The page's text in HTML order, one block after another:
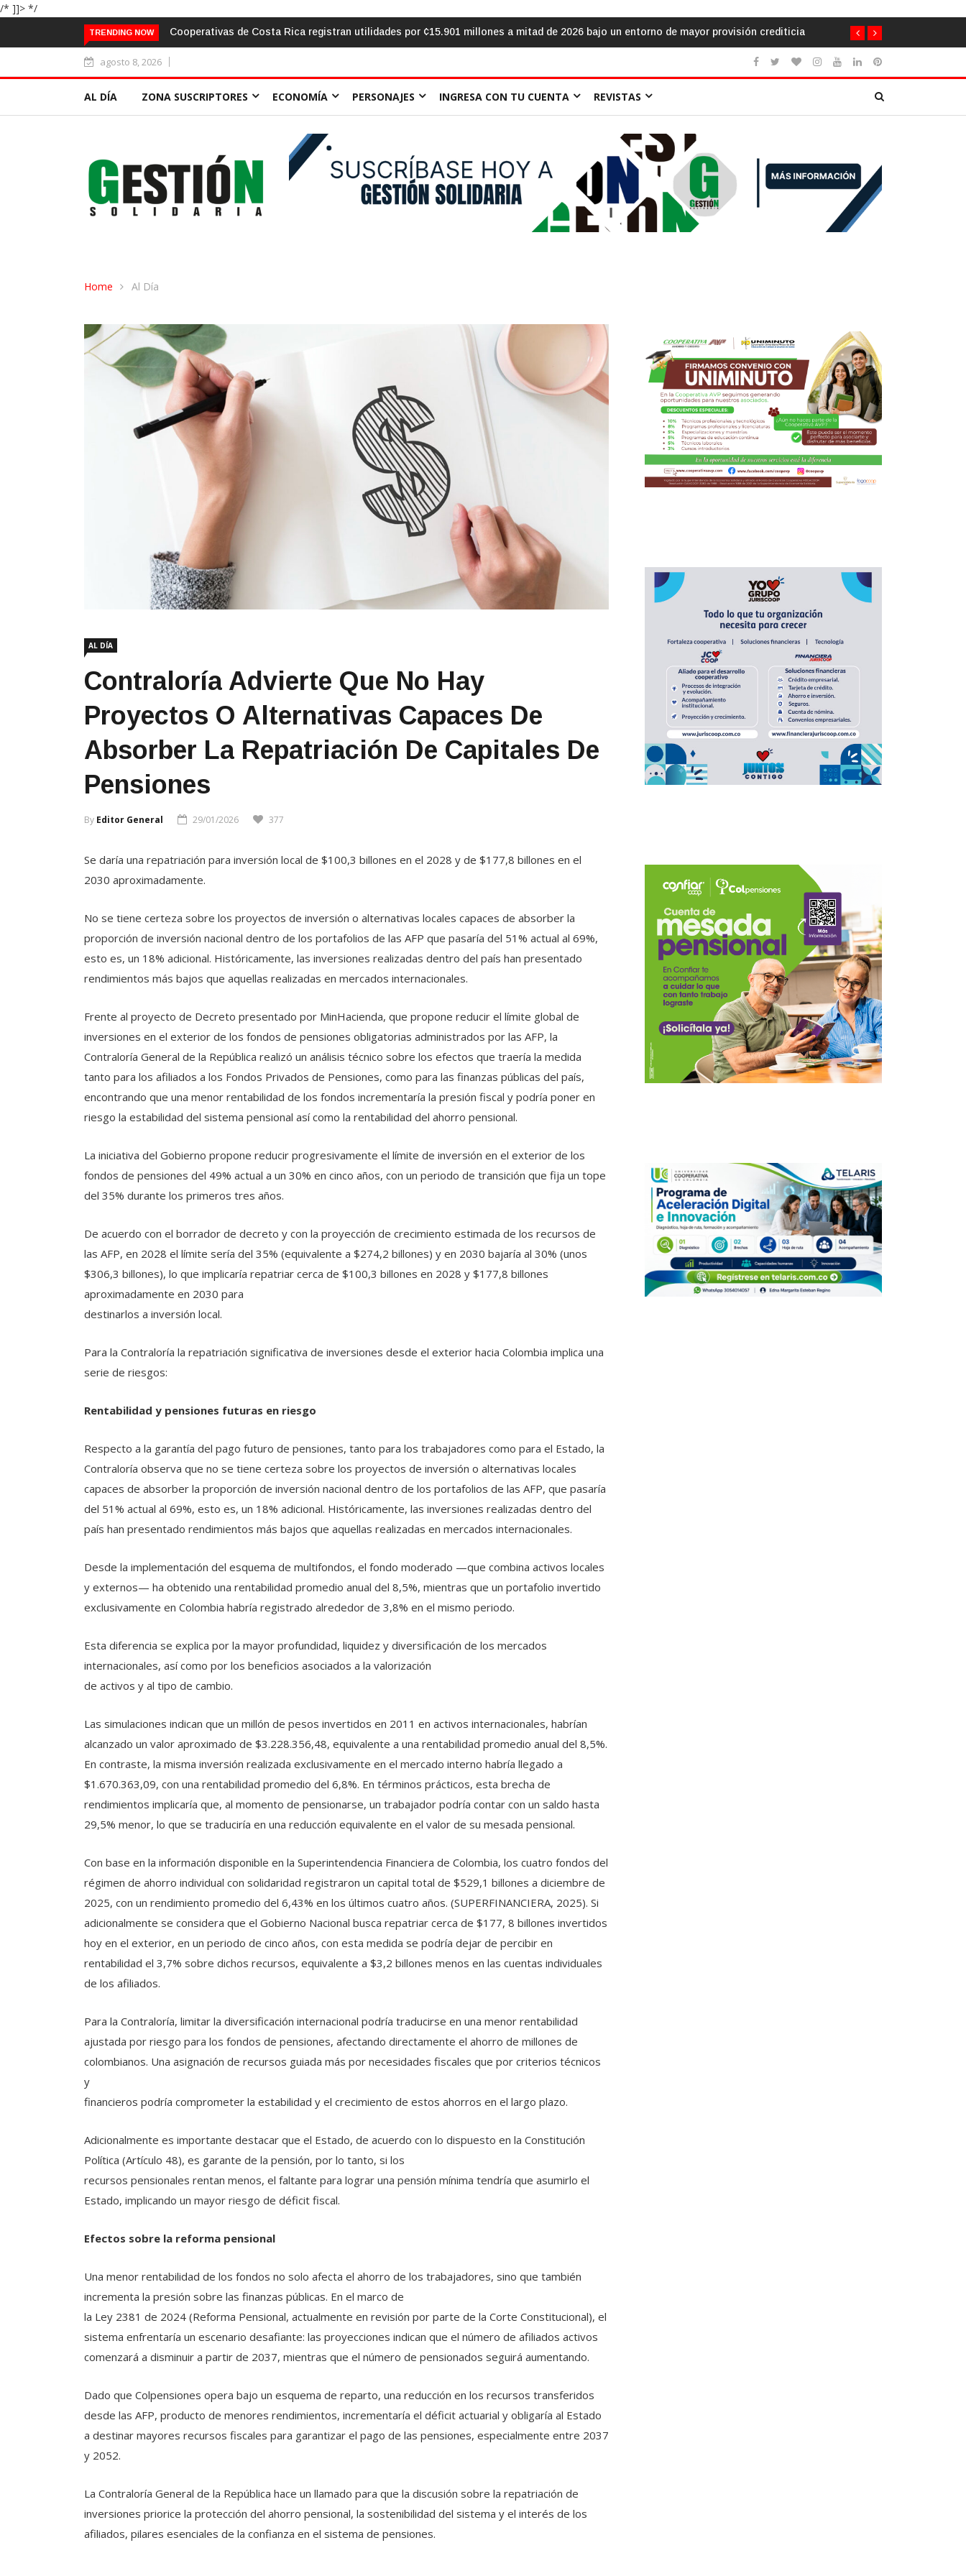
/* ]]> */
TRENDING NOW
por ¢15.901 millones a mitad de 2026 bajo un entorno de mayor provisión crediticiaEl aula frente al «sálvese quien pueda»: la urgencia de humanizar la escuela a través de la cooperación
agosto 8, 2026
AL DÍA ZONA SUSCRIPTORES ECONOMÍA PERSONAJES INGRESA CON TU CUENTA REVISTAS
Home Al Día
AL DÍA
Contraloría Advierte Que No Hay
Proyectos O Alternativas Capaces De
Absorber La Repatriación De Capitales De
Pensiones
By Editor General 29/01/2026 377
Se daría una repatriación para inversión local de $100,3 billones en el 2028 y de $177,8 billones en el
2030 aproximadamente.
No se tiene certeza sobre los proyectos de inversión o alternativas locales capaces de absorber la
proporción de inversión nacional dentro de los portafolios de las AFP que pasaría del 51% actual al 69%,
esto es, un 18% adicional. Históricamente, las inversiones realizadas dentro del país han presentado
rendimientos más bajos que aquellas realizadas en mercados internacionales.
Frente al proyecto de Decreto presentado por MinHacienda, que propone reducir el límite global de
inversiones en el exterior de los fondos de pensiones obligatorias administrados por las AFP, la
Contraloría General de la República realizó un análisis técnico sobre los efectos que traería la medida
tanto para los afiliados a los Fondos Privados de Pensiones, como para las finanzas públicas del país,
encontrando que una menor rentabilidad de los fondos incrementaría la presión fiscal y podría poner en
riesgo la estabilidad del sistema pensional así como la rentabilidad del ahorro pensional.
La iniciativa del Gobierno propone reducir progresivamente el límite de inversión en el exterior de los
fondos de pensiones del 49% actual a un 30% en cinco años, con un periodo de transición que fija un tope
del 35% durante los primeros tres años.
De acuerdo con el borrador de decreto y con la proyección de crecimiento estimada de los recursos de
las AFP, en 2028 el límite sería del 35% (equivalente a $274,2 billones) y en 2030 bajaría al 30% (unos
$306,3 billones), lo que implicaría repatriar cerca de $100,3 billones en 2028 y $177,8 billones
aproximadamente en 2030 para
destinarlos a inversión local.
Para la Contraloría la repatriación significativa de inversiones desde el exterior hacia Colombia implica una
serie de riesgos:
Rentabilidad y pensiones futuras en riesgo
Respecto a la garantía del pago futuro de pensiones, tanto para los trabajadores como para el Estado, la
Contraloría observa que no se tiene certeza sobre los proyectos de inversión o alternativas locales
capaces de absorber la proporción de inversión nacional dentro de los portafolios de las AFP, que pasaría
del 51% actual al 69%, esto es, un 18% adicional. Históricamente, las inversiones realizadas dentro del
país han presentado rendimientos más bajos que aquellas realizadas en mercados internacionales.
Desde la implementación del esquema de multifondos, el fondo moderado —que combina activos locales
y externos— ha obtenido una rentabilidad promedio anual del 8,5%, mientras que un portafolio invertido
exclusivamente en Colombia habría registrado alrededor de 3,8% en el mismo periodo.
Esta diferencia se explica por la mayor profundidad, liquidez y diversificación de los mercados
internacionales, así como por los beneficios asociados a la valorización
de activos y al tipo de cambio.
Las simulaciones indican que un millón de pesos invertidos en 2011 en activos internacionales, habrían
alcanzado un valor aproximado de $3.228.356,48, equivalente a una rentabilidad promedio anual del 8,5%.
En contraste, la misma inversión realizada exclusivamente en el mercado interno habría llegado a
$1.670.363,09, con una rentabilidad promedio del 6,8%. En términos prácticos, esta brecha de
rendimientos implicaría que, al momento de pensionarse, un trabajador podría contar con un saldo hasta
29,5% menor, lo que se traduciría en una reducción equivalente en el valor de su mesada pensional.
Con base en la información disponible en la Superintendencia Financiera de Colombia, los cuatro fondos del
régimen de ahorro individual con solidaridad registraron un capital total de $529,1 billones a diciembre de
2025, con un rendimiento promedio del 6,43% en los últimos cuatro años. (SUPERFINANCIERA, 2025). Si
adicionalmente se considera que el Gobierno Nacional busca repatriar cerca de $177, 8 billones invertidos
hoy en el exterior, en un periodo de cinco años, con esta medida se podría dejar de percibir en
rentabilidad el 3,7% sobre dichos recursos, equivalente a $3,2 billones menos en las cuentas individuales
de los afiliados.
Para la Contraloría, limitar la diversificación internacional podría traducirse en una menor rentabilidad
ajustada por riesgo para los fondos de pensiones, afectando directamente el ahorro de millones de
colombianos. Una asignación de recursos guiada más por necesidades fiscales que por criterios técnicos
y
financieros podría comprometer la estabilidad y el crecimiento de estos ahorros en el largo plazo.
Adicionalmente es importante destacar que el Estado, de acuerdo con lo dispuesto en la Constitución
Política (Artículo 48), es garante de la pensión, por lo tanto, si los
recursos pensionales rentan menos, el faltante para lograr una pensión mínima tendría que asumirlo el
Estado, implicando un mayor riesgo de déficit fiscal.
Efectos sobre la reforma pensional
Una menor rentabilidad de los fondos no solo afecta el ahorro de los trabajadores, sino que también
incrementa la presión sobre las finanzas públicas. En el marco de
la Ley 2381 de 2024 (Reforma Pensional, actualmente en revisión por parte de la Corte Constitucional), el
sistema enfrentaría un escenario desafiante: las proyecciones indican que el número de afiliados activos
comenzará a disminuir a partir de 2037, mientras que el número de pensionados seguirá aumentando.
Dado que Colpensiones opera bajo un esquema de reparto, una reducción en los recursos transferidos
desde las AFP, producto de menores rendimientos, incrementaría el déficit actuarial y obligaría al Estado
a destinar mayores recursos fiscales para garantizar el pago de las pensiones, especialmente entre 2037
y 2052.
La Contraloría General de la República hace un llamado para que la discusión sobre la repatriación de
inversiones priorice la protección del ahorro pensional, la sostenibilidad del sistema y el interés de los
afiliados, pilares esenciales de la confianza en el sistema de pensiones.